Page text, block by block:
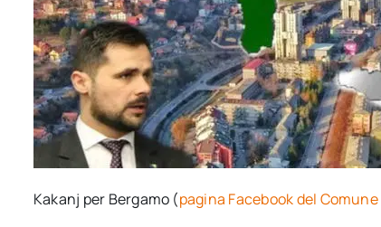
Kakanj per Bergamo (pagina Facebook del